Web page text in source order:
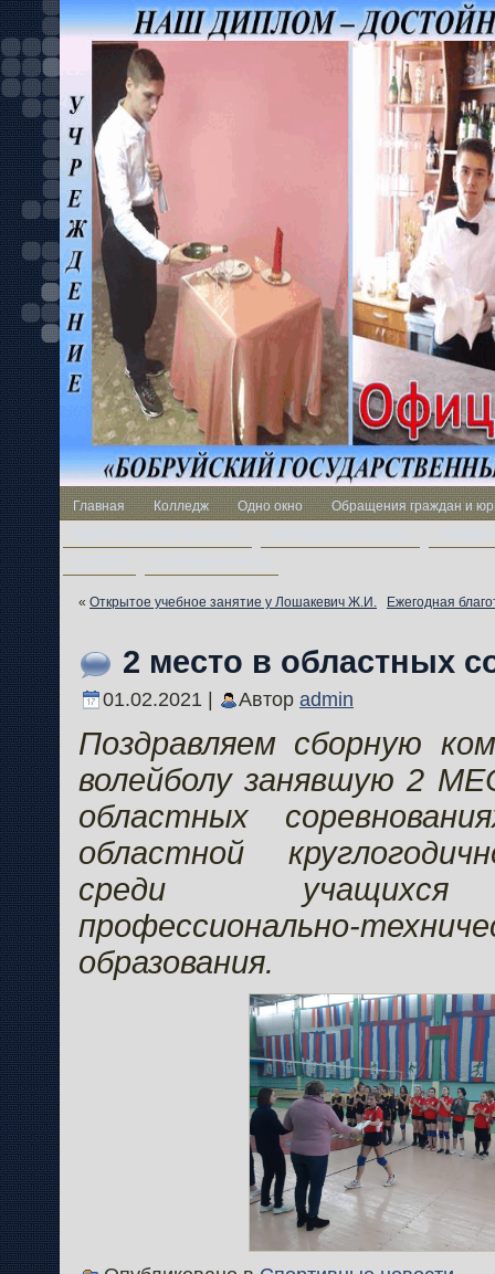
Главная Колледж Одно окно
Обращения граждан и
« Открытое учебное занятие у Лошакевич Ж.И. Ежегодная
2 место в областных
01.02.2021 | Автор admin
Поздравляем сборную
волейболу занявшую 2
областных
областной
среди учащихся
профессионально-
образования.